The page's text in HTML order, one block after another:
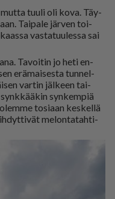
mut­ta tuu­li oli kova. Täy­
Tai­pa­le jär­ven toi­
vas­ta­tuu­les­sa sai
Ta­voi­tin jo heti en­
erä­mai­ses­ta tun­nel­
var­tin jäl­keen tai­
syn­kem­piä
to­si­aan kes­kel­lä
me­lon­ta­tah­ti­